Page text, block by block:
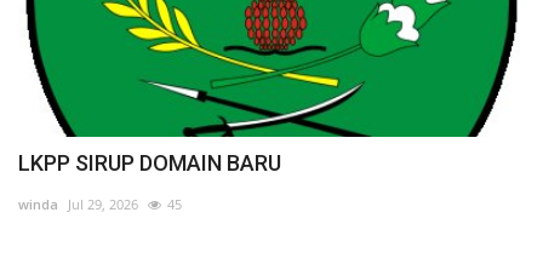
LKPP SIRUP DOMAIN BARU
winda Jul 29, 2026 45